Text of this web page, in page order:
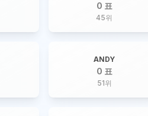
0 표
45위
ANDY
0 표
51위